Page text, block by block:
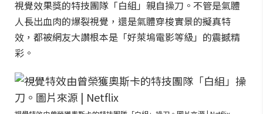
視覺效果獎的特技團隊「白組」親自操刀。不管是氣體
人長出血肉的爆裂視覺，還是氣體穿梭實景的擬真特
效，都被網友大讚根本是「好萊塢電影等級」的震撼精
彩。